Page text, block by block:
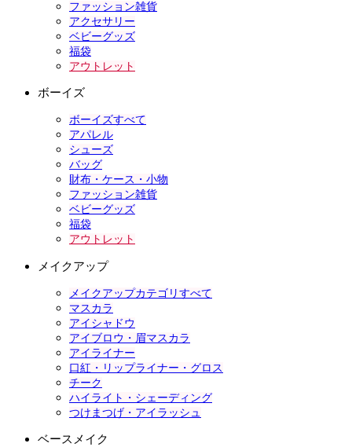
ファッション雑貨
アクセサリー
ベビーグッズ
福袋
アウトレット
ボーイズ
ボーイズすべて
アパレル
シューズ
バッグ
財布・ケース・小物
ファッション雑貨
ベビーグッズ
福袋
アウトレット
メイクアップ
メイクアップカテゴリすべて
マスカラ
アイシャドウ
アイブロウ・眉マスカラ
アイライナー
口紅・リップライナー・グロス
チーク
ハイライト・シェーディング
つけまつげ・アイラッシュ
ベースメイク